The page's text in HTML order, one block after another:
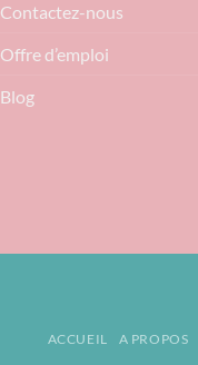
Contactez-nous
Offre d’emploi
Blog
ACCUEIL A PROPOS